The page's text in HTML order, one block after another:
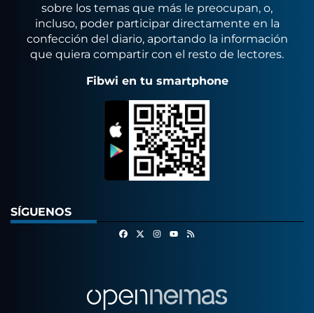
sobre los temas que más le preocupan, o,
incluso, poder participar directamente en la
confección del diario, aportando la información
que quiera compartir con el resto de lectores.
Fibwi en tu smartphone
SÍGUENOS
FacebookInstagram